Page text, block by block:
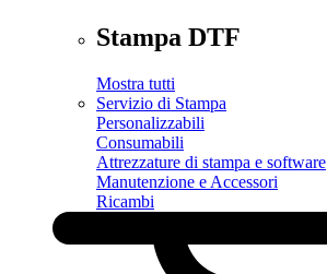
Stampa DTF
Mostra tutti
Servizio di Stampa
Personalizzabili
Consumabili
Attrezzature di stampa e software
Manutenzione e Accessori
Ricambi